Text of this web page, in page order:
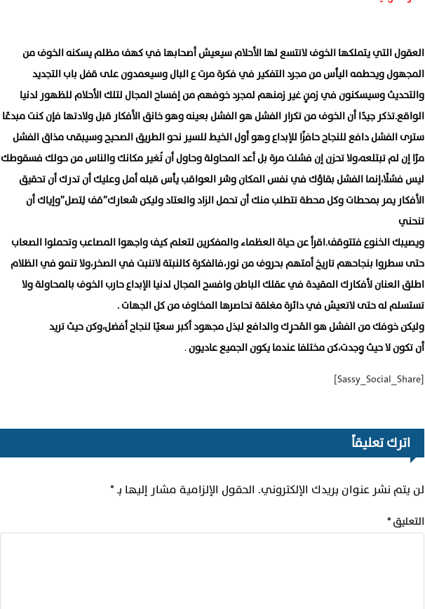
العقول التي يتملكها الخوف لاتتسع لها الأحلام سيعيش أصحابها في كهف مظلم يسكنه الخوف من
المجهول ويحطمه اليأس من مجرد التفكير في فكرة مرت ع البال وسيعمدون على قفل باب التجديد
والتحديث وسيسكنون في زمنٍ غير زمنهم لمجرد خوفهم من إفساح المجال لتلك الأحلام للظهور لدنيا
الواقع.تذكر جيدًا أن الخوف من تكرار الفشل هو الفشل بعينه وهو خانق الأفكار قبل ولادتها فإن كنت مبدعًا
سترى الفشل دافع للنجاح حافزًا للإبداع وهو أول الخيط للسير نحو الطريق الصحيح وسيبقى مذاق الفشل
مرًا إن لم تبتلعه،ولا تحزن إن فشلت مرة بل أعد المحاولة وحاول أن تُغير مكانك والناس من حولك فسقوطك
ليس فشلًا،إنما الفشل بقاؤك في نفس المكان وشر العواقب يأس قبله أمل وعليك أن تدرك أن تحقيق
الأفكار يمر بمحطات وكل محطة تتطلب منك أن تحمل الزاد والعتاد وليكن شعارك”قف لِتصل”وإياك أن
تنحني
ويصيبك الخنوع فتتوقف.اقرأ عن حياة العظماء والمفكرين لتعلم كيف واجهوا المصاعب وتحملوا الصعاب
حتى سطروا بنجاحهم تاريخ أمتهم بحروف من نور،فالفكرة كالنبتة لاتنبت في الصخر،ولا تنمو في الظلام
اطلق العنان لأفكارك المقيدة في عقلك الباطن وافسح المجال لدنيا الإبداع حارب الخوف بالمحاولة ولا
تستسلم له حتى لاتعيش في دائرة مغلقة تحاصرها المخاوف من كل الجهات .
وليكن خوفك من الفشل هو المُحرِك والدافع لبذل مجهود أكبر سعيًا لنجاح أفضل،وكن حيث تريد
أن تكون لا حيث وِجدت،كن مختلفا عندما يكون الجميع عاديون.
[Sassy_Social_Share]
اترك تعليقاً
لن يتم نشر عنوان بريدك الإلكتروني. الحقول الإلزامية مشار إليها بـ*
التعليق*